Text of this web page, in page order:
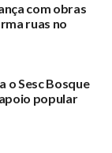
com obras
ruas no
o Sesc Bosque
popular